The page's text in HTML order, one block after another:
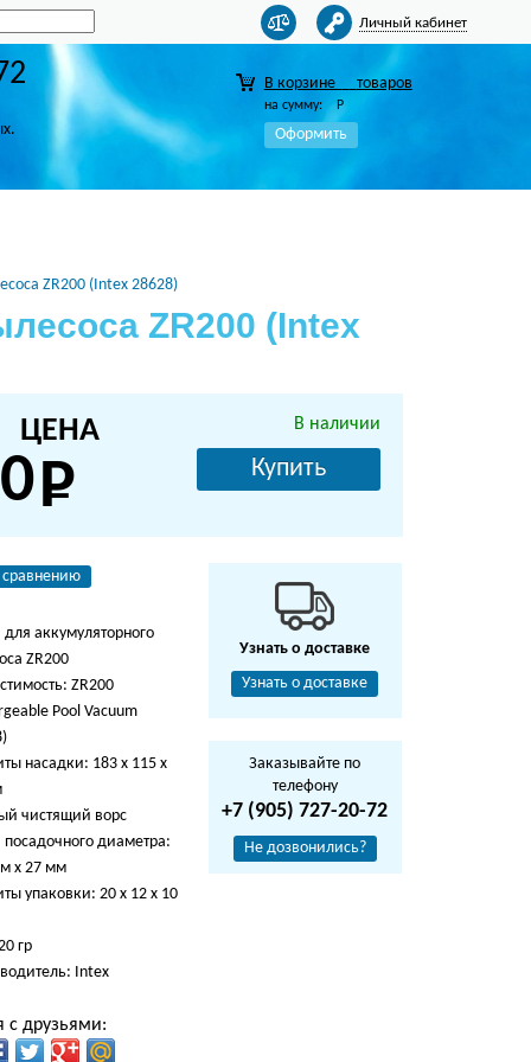
Личный кабинет
В корзине товаров
на сумму: Р
Оформить
ZR200 (Intex 28628)
ZR200 (Intex
В наличии
ЦЕНА
Купить
аккумуляторного
ZR200
ZR200
Pool Vacuum
насадки: 183 х 115 х
чистящий ворс
диаметра:
х 27 мм
упаковки: 20 х 12 х 10
гр
Intex
с друзьями:
Узнать о доставке
Узнать о доставке
Заказывайте по
телефону
+7 (905) 727-20-72
Не дозвонились?